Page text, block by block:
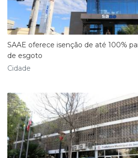
SAAE oferece isenção de até 100%
de esgoto
Cidade